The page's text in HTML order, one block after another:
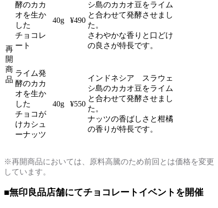
再
開
商
品
酵のカカ
オを生か
した
チョコレ
ート
40g ¥490
シ島のカカオ豆をライム
と合わせて発酵させまし
た。
さわやかな香りと口どけ
の良さが特長です。
ライム発
酵のカカ
オを生か
した
チョコが
けカシュ
ーナッツ
40g ¥550
インドネシア スラウェ
シ島のカカオ豆をライム
と合わせて発酵させまし
た。
ナッツの香ばしさと柑橘
の香りが特長です。
※再開商品においては、原料高騰のため前回とは価格を変更
しています。
■無印良品店舗にてチョコレートイベントを開催